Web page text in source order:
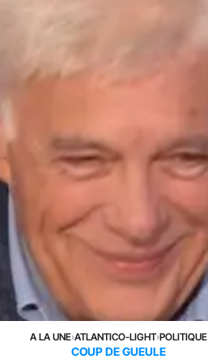
A LA UNE›ATLANTICO-LIGHT›POLITIQUE
COUP DE GUEULE